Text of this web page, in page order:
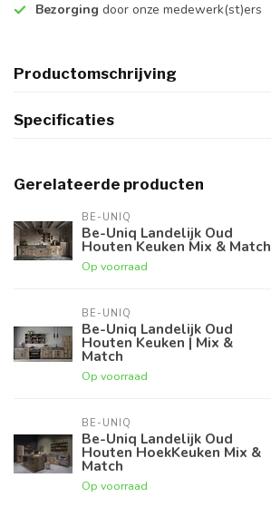
Bezorging door onze medewerk(st)ers
Productomschrijving
Specificaties
Gerelateerde producten
BE-UNIQ
Be-Uniq Landelijk Oud
Houten Keuken Mix & Match
Op voorraad
BE-UNIQ
Be-Uniq Landelijk Oud
Houten Keuken | Mix &
Match
Op voorraad
BE-UNIQ
Be-Uniq Landelijk Oud
Houten HoekKeuken Mix &
Match
Op voorraad